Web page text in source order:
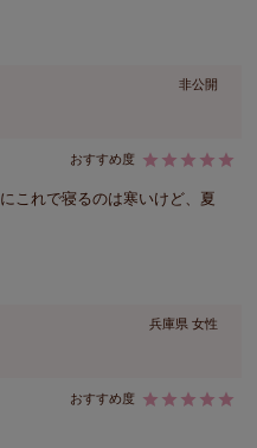
非公開
これで寝るのは寒いけど、夏
兵庫県 女性